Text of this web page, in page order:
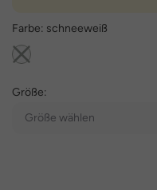
Farbe: schneeweiß
Größe:
Größe wählen